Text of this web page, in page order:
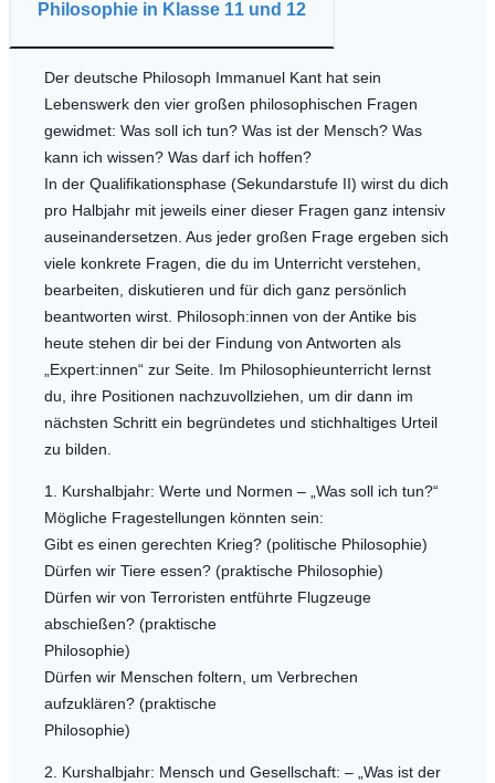
Philosophie in Klasse 11 und 12
Der deutsche Philosoph Immanuel Kant hat sein
Lebenswerk den vier großen philosophischen Fragen
gewidmet: Was soll ich tun? Was ist der Mensch? Was
kann ich wissen? Was darf ich hoffen?
In der Qualifikationsphase (Sekundarstufe II) wirst du dich
pro Halbjahr mit jeweils einer dieser Fragen ganz intensiv
auseinandersetzen. Aus jeder großen Frage ergeben sich
viele konkrete Fragen, die du im Unterricht verstehen,
bearbeiten, diskutieren und für dich ganz persönlich
beantworten wirst. Philosoph:innen von der Antike bis
heute stehen dir bei der Findung von Antworten als
„Expert:innen“ zur Seite. Im Philosophieunterricht lernst
du, ihre Positionen nachzuvollziehen, um dir dann im
nächsten Schritt ein begründetes und stichhaltiges Urteil
zu bilden.
1. Kurshalbjahr: Werte und Normen – „Was soll ich tun?“
Mögliche Fragestellungen könnten sein:
Gibt es einen gerechten Krieg? (politische Philosophie)
Dürfen wir Tiere essen? (praktische Philosophie)
Dürfen wir von Terroristen entführte Flugzeuge
abschießen? (praktische
Philosophie)
Dürfen wir Menschen foltern, um Verbrechen
aufzuklären? (praktische
Philosophie)
2. Kurshalbjahr: Mensch und Gesellschaft: – „Was ist der